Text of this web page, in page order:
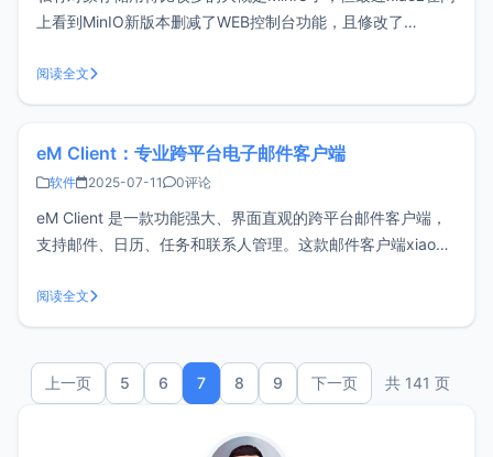
上看到MinIO新版本删减了WEB控制台功能，且修改了
般有两种选择：继续使用旧版本MinIO：
minio/minio:RELEASE.2022-05-26T05-48-4
阅读全文
eM Client：专业跨平台电子邮件客户端
软件 2025-07-11 0评论
eM Client 是一款功能强大、界面直观的跨平台邮件客户端，
支持邮件、日历、任务和联系人管理。这款邮件客户端xiaoz
PGP加密支持，提升邮件安全性支持邮件翻译支持AI处理邮件
支持跨平台集成日历、任务和联系人支持离线使用购买eM Cl
阅读全文
上一页 5 6 7 8 9 下一页 共 141 页